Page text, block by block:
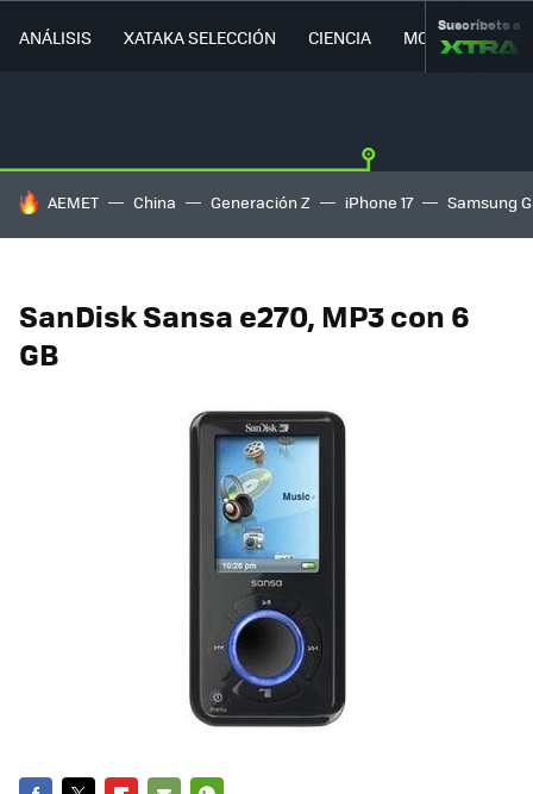
ANÁLISIS XATAKA SELECCIÓN CIENCIA MOVILIDAD
Suscríbete a
HOY SE HABLA DE
AEMET China Generación Z iPhone 17 Samsung
SanDisk Sansa e270, MP3 con 6
GB